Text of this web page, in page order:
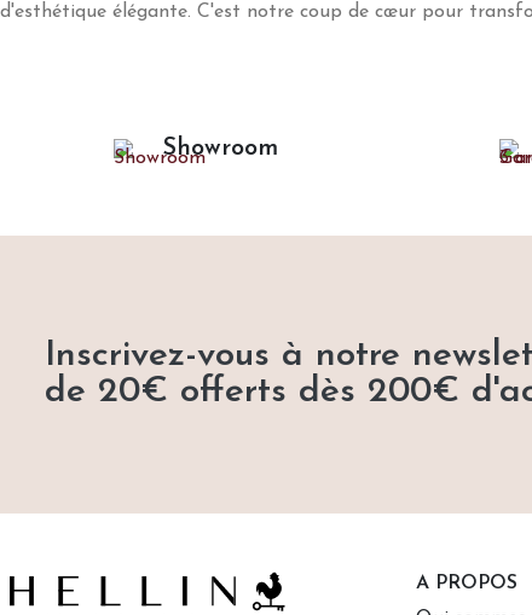
d'esthétique élégante. C'est notre coup de cœur pour
Showroom
Inscrivez-vous à notre
de 20€ offerts dès 200€
A PROPOS